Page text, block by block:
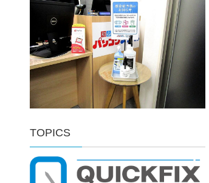
TOPICS